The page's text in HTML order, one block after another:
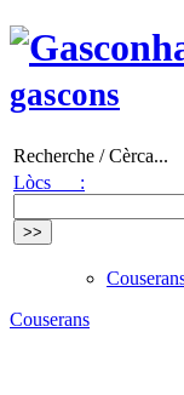
gascons
Recherche / Cèrca...
Lòcs :
Couserans